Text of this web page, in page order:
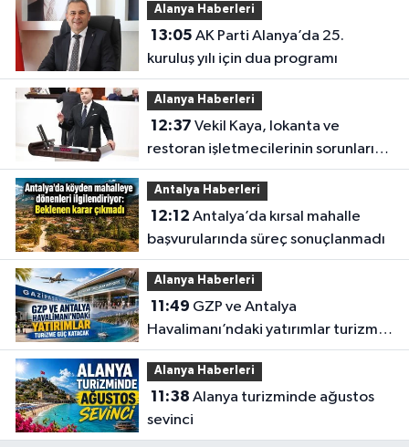
Alanya Haberleri
13:05
kuruluş yılı için dua programı
Alanya Haberleri
12:37
restoran işletmecilerinin sorunlarını
TBMM’ye taşıdı
Antalya Haberleri
12:12
başvurularında süreç sonuçlanmadı
Alanya Haberleri
11:49
Havalimanı’ndaki yatırımlar turizme
güç katacak
Alanya Haberleri
11:38
sevinci